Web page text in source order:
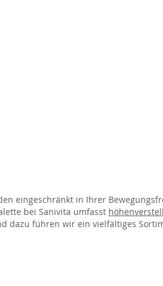
eingeschränkt in Ihrer
bei Sanivita umfasst
dazu führen wir ein vielfältiges